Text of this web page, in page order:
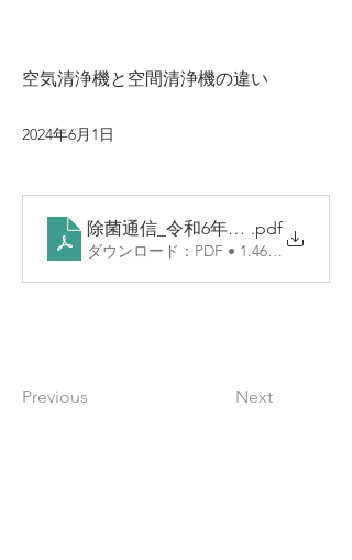
空気清浄機と空間清浄機の違い
2024年6月1日
除菌通信_令和6年6月号
.pdf
ダウンロード：PDF • 1.46MB
Previous Next